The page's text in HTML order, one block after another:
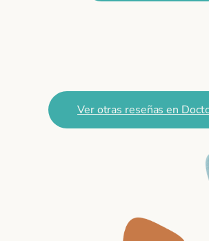
Ver otras reseñas en